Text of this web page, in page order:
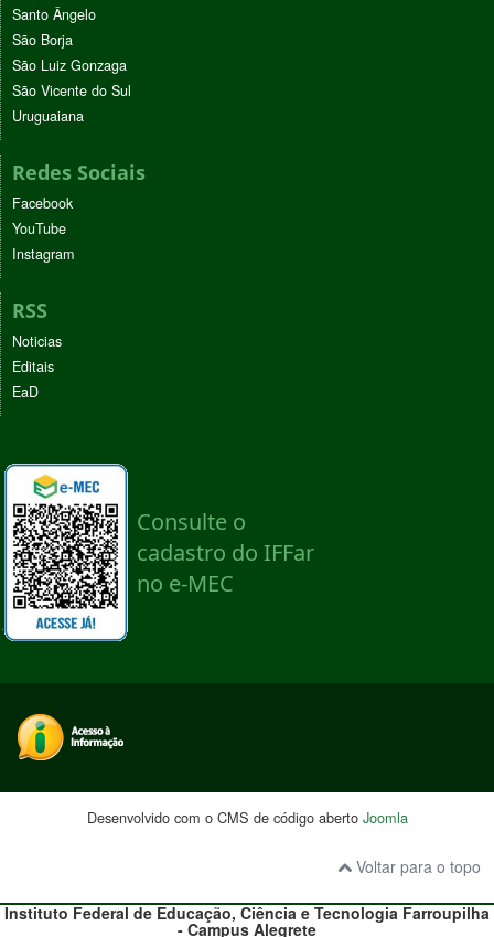
Santo Ângelo
São Borja
São Luiz Gonzaga
São Vicente do Sul
Uruguaiana
Redes Sociais
Facebook
YouTube
Instagram
RSS
Noticias
Editais
EaD
Desenvolvido com o CMS de código aberto Joomla
Voltar para o topo
Instituto Federal de Educação, Ciência e TecnologiaFarroupilha
- Campus Alegrete